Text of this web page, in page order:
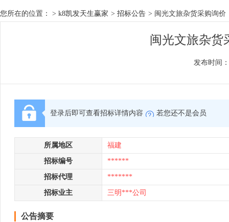
您所在的位置： > k8凯发天生赢家 > 招标公告 > 闽光文旅杂货采购询价
闽光文旅杂货
发布时间：
登录后即可查看招标详情内容 若您还不是会员
所属地区 福建
招标编号 ******
招标代理 *******
招标业主 三明***公司
公告摘要